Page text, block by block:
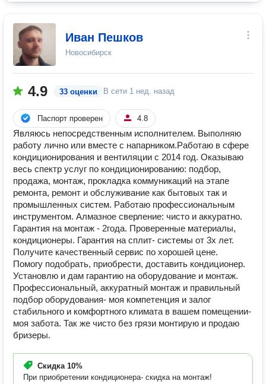
Иван Пешков
Новосибирск
4.9 33 оценки В сети 1 нед. назад
Паспорт проверен 4.8
Являюсь непосредственным исполнителем. Выполняю
работу лично или вместе с напарником.Работаю в сфере
кондиционирования и вентиляции с 2014 год. Оказываю
весь спектр услуг по кондиционированию: подбор,
продажа, монтаж, прокладка коммуникаций на этапе
ремонта, ремонт и обслуживание как бытовых так и
промышленных систем. Работаю профессиональным
инструментом. Алмазное сверление: чисто и аккуратно.
Гарантия на монтаж - 2года. Проверенные материалы,
кондиционеры. Гарантия на сплит- системы от 3х лет.
Получите качественный сервис по хорошей цене.
Помогу подобрать, приобрести, доставить кондиционер.
Установлю и дам гарантию на оборудование и монтаж.
Профессиональный, аккуратный монтаж и правильный
подбор оборудования- моя компетенция и залог
стабильного и комфортного климата в вашем помещении-
моя забота. Так же чисто без грязи монтирую и продаю
бризеры.
Скидка 10%
При приобретении кондиционера- скидка на монтаж!